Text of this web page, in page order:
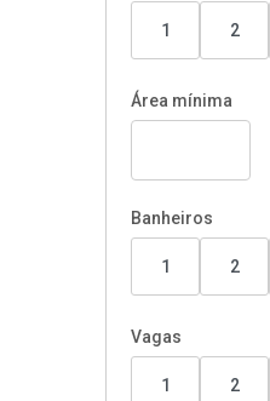
1 2
Área mínima
Banheiros
1 2
Vagas
1 2